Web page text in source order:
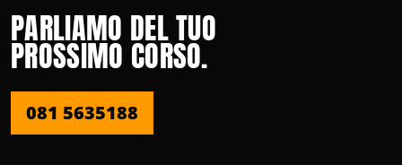
PARLIAMO DEL TUO
PROSSIMO CORSO.
081 5635188